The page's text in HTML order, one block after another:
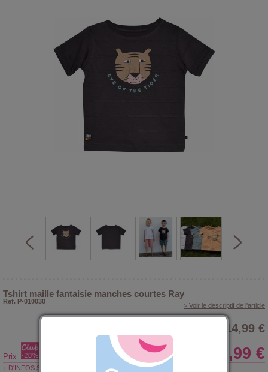
Tshirt maille fantaisie manches courtes Ray
Ref. P-010030
> Voir le descriptif de l'article
14,99 €
Prix 11,99 €
+ D'INFOS SUR LE CLUB